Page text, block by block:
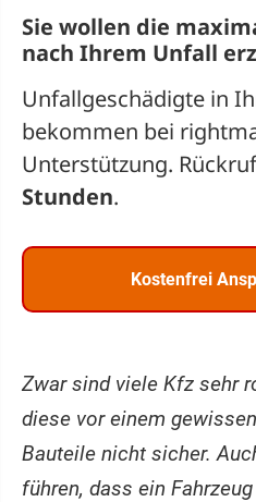
Sie wollen die
nach Ihrem Unfall
Unfallgeschädigte in
bekommen bei
Unterstützung.
Stunden.
Kostenfrei
Zwar sind viele Kfz sehr
diese vor einem
Bauteile nicht sicher.
führen, dass ein